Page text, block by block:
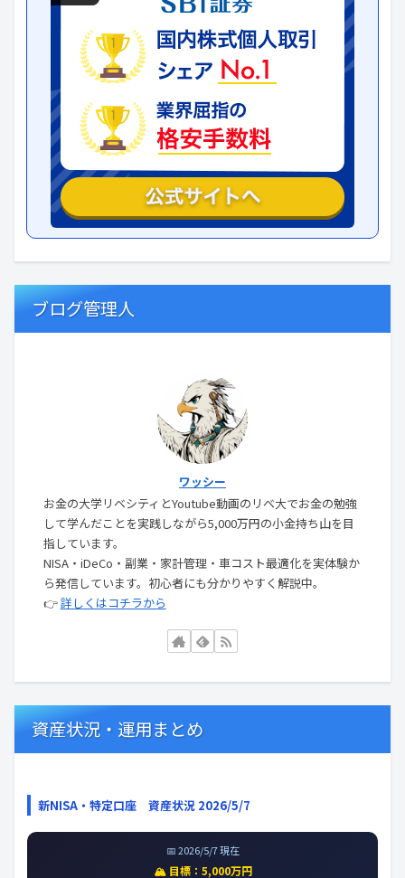
ブログ管理人
ワッシー
お金の大学リベシティとYoutube動画のリベ大でお金の勉強
して学んだことを実践しながら5,000万円の小金持ち山を目
指しています。
NISA・iDeCo・副業・家計管理・車コスト最適化を実体験か
ら発信しています。初心者にも分かりやすく解説中。
👉詳しくはコチラから
資産状況・運用まとめ
新NISA・特定口座 資産状況 2026/5/7
📅 2026/5/7 現在
🏔️ 目標：5,000万円